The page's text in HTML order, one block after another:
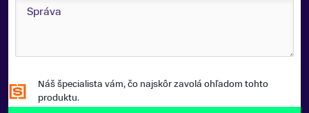
Náš špecialista vám, čo najskôr zavolá ohľadom tohto
produktu.